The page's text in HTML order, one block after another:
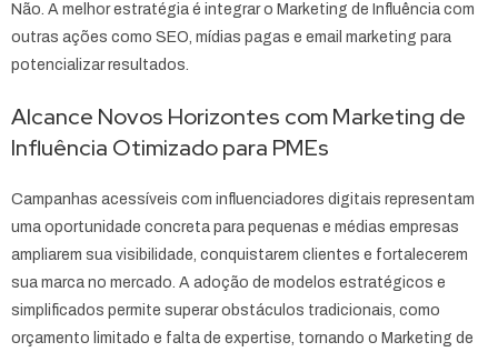
Não. A melhor estratégia é integrar o Marketing de Influência com
outras ações como SEO, mídias pagas e email marketing para
potencializar resultados.
Alcance Novos Horizontes com Marketing de
Influência Otimizado para PMEs
Campanhas acessíveis com influenciadores digitais representam
uma oportunidade concreta para pequenas e médias empresas
ampliarem sua visibilidade, conquistarem clientes e fortalecerem
sua marca no mercado. A adoção de modelos estratégicos e
simplificados permite superar obstáculos tradicionais, como
orçamento limitado e falta de expertise, tornando o Marketing de